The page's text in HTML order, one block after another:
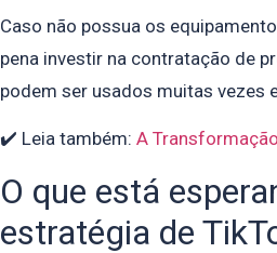
Caso não possua os
pena investir na contratação de
podem ser usados muitas vezes
✔️ Leia também: A
O que está
estratégia de